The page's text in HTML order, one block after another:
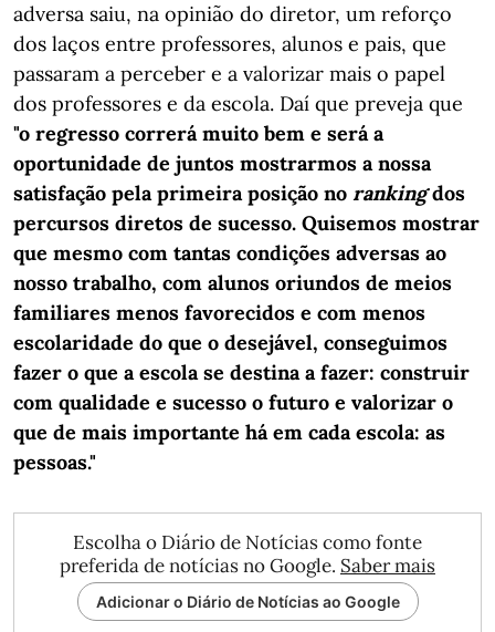
adversa saiu, na opinião do diretor, um reforço
dos laços entre professores, alunos e pais, que
passaram a perceber e a valorizar mais o papel
dos professores e da escola. Daí que preveja que
"o regresso correrá muito bem e será a
oportunidade de juntos mostrarmos a nossa
satisfação pela primeira posição no rankingdos
percursos diretos de sucesso. Quisemos mostrar
que mesmo com tantas condições adversas ao
nosso trabalho, com alunos oriundos de meios
familiares menos favorecidos e com menos
escolaridade do que o desejável, conseguimos
fazer o que a escola se destina a fazer: construir
com qualidade e sucesso o futuro e valorizar o
que de mais importante há em cada escola: as
pessoas."
Escolha o Diário de Notícias como fonte
preferida de notícias no Google. Saber mais
Adicionar o Diário de Notícias ao Google